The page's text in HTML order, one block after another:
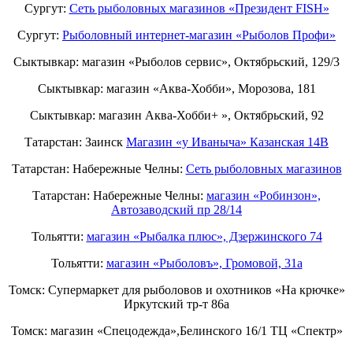
Сургут: Сеть рыболовных магазинов «Президент FISH»
Сургут: Рыболовный интернет-магазин «Рыболов Профи»
Сыктывкар: магазин «Рыболов сервис», Октябрьский, 129/3
Сыктывкар: магазин «Аква-Хобби», Морозова, 181
Сыктывкар: магазин Аква-Хобби+ », Октябрьский, 92
Татарстан: Заинск Магазин «у Иваныча» Казанская 14В
Татарстан: Набережные Челны: Cеть рыболовных магазинов
Татарстан: Набережные Челны: магазин «Робинзон»,
Автозаводский пр 28/14
Тольятти: магазин «Рыбалка плюс», Дзержинского 74
Тольятти: магазин «Рыболовъ», Громовой, 31а
Томск: Супермаркет для рыболовов и охотников «На крючке»
Иркутский тр-т 86а
Томск: магазин «Спецодежда»,Белинского 16/1 ТЦ «Спектр»